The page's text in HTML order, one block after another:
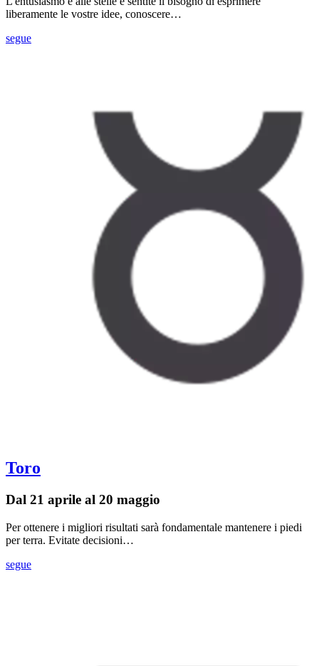
liberamente le vostre idee, conoscere…
segue
Toro
Dal 21 aprile al 20 maggio
Per ottenere i migliori risultati sarà fondamentale mantenere i piedi
per terra. Evitate decisioni…
segue